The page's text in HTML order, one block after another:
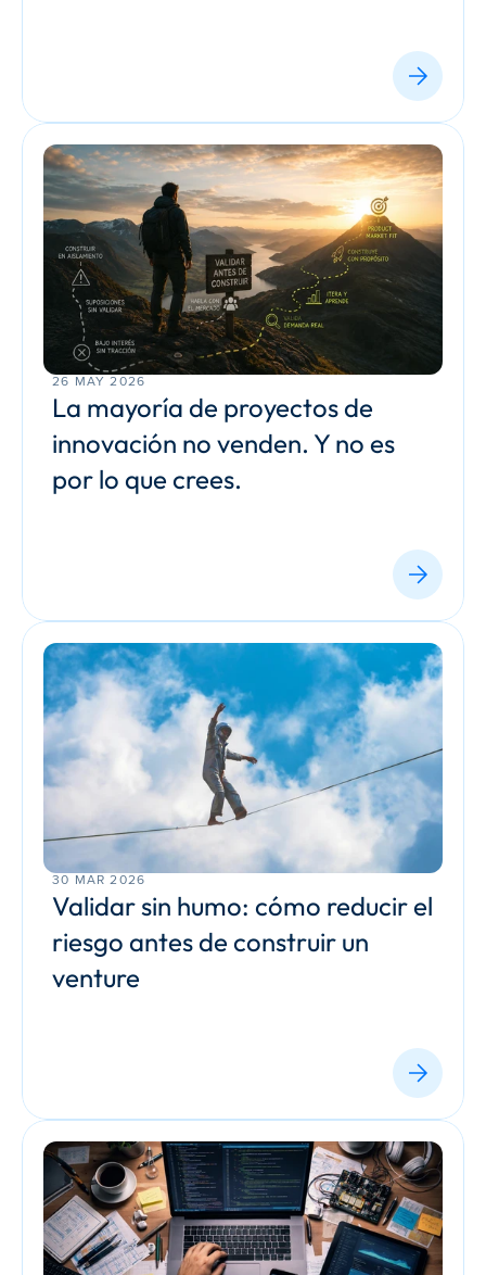
26 MAY 2026
La mayoría de proyectos de
innovación no venden. Y no es
por lo que crees.
30 MAR 2026
Validar sin humo: cómo reducir el
riesgo antes de construir un
venture